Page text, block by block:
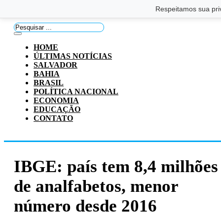
Respeitamos sua
Pesquisar
...
HOME
ÚLTIMAS NOTÍCIAS
SALVADOR
BAHIA
BRASIL
POLÍTICA NACIONAL
ECONOMIA
EDUCAÇÃO
CONTATO
IBGE: país tem 8,4 milhões
de analfabetos, menor
número desde 2016